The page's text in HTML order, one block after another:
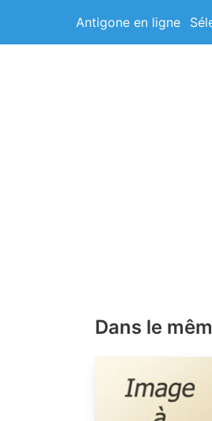
Antigone en ligne
Dans le